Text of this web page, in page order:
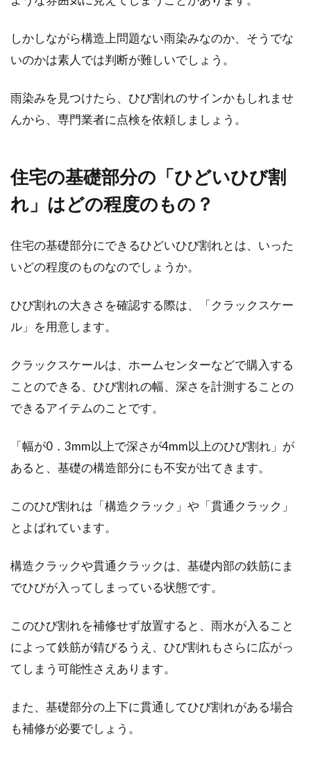
しかしながら構造上問題ない雨染みなのか、そうでな
いのかは素人では判断が難しいでしょう。
雨染みを見つけたら、ひび割れのサインかもしれませ
んから、専門業者に点検を依頼しましょう。
住宅の基礎部分の「ひどいひび割
れ」はどの程度のもの？
住宅の基礎部分にできるひどいひび割れとは、いった
いどの程度のものなのでしょうか。
ひび割れの大きさを確認する際は、「クラックスケー
ル」を用意します。
クラックスケールは、ホームセンターなどで購入する
ことのできる、ひび割れの幅、深さを計測することの
できるアイテムのことです。
「幅が0．3mm以上で深さが4mm以上のひび割れ」が
あると、基礎の構造部分にも不安が出てきます。
このひび割れは「構造クラック」や「貫通クラック」
とよばれています。
構造クラックや貫通クラックは、基礎内部の鉄筋にま
でひびが入ってしまっている状態です。
このひび割れを補修せず放置すると、雨水が入ること
によって鉄筋が錆びるうえ、ひび割れもさらに広がっ
てしまう可能性さえあります。
また、基礎部分の上下に貫通してひび割れがある場合
も補修が必要でしょう。